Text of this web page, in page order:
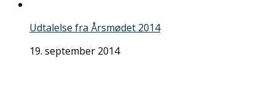
Udtalelse fra Årsmødet 2014
19. september 2014